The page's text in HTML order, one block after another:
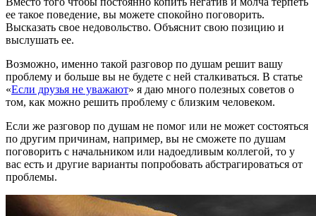
ее такое поведение, вы можете спокойно поговорить.
Высказать свое недовольство. Объяснит свою позицию и
выслушать ее.
Возможно, именно такой разговор по душам решит вашу
проблему и больше вы не будете с ней сталкиваться. В статье
«Если друзья не уважают» я даю много полезных советов о
том, как можно решить проблему с близким человеком.
Если же разговор по душам не помог или не может состояться
по другим причинам, например, вы не сможете по душам
поговорить с начальником или надоедливым коллегой, то у
вас есть и другие варианты попробовать абстрагироваться от
проблемы.